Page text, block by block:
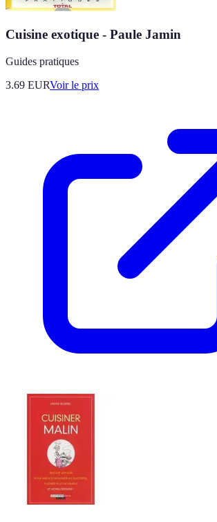
Cuisine exotique - Paule Jamin
Guides pratiques
3.69 EURVoir le prix